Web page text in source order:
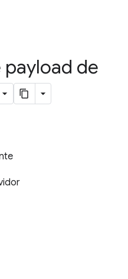
de